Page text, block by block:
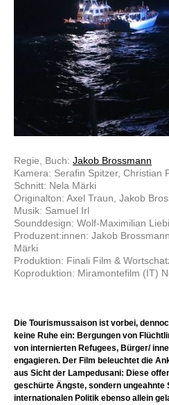
Regie, Buch: Jakob Brossmann
Kamera: Serafin Spitzer, Christian
Schnitt: Nela Märki
Originalton: Axel Traun, Jakob
Musik: Samuel Irl
Sounddesign: Wolf-Maximilian
Produzent:innen: Jakob
Märki
Produktion: Finali Film &
Koproduktion: Miramontefilm (IT)
Die Tourismussaison ist vorbei,
keine Ruhe ein: Bergungen von
von internierten Refugees, Bürger/
engagieren. Der Film beleuchtet die
aus Sicht der Lampedusani: Diese
geschürte Ängste, sondern ungeahnte
internationalen Politik ebenso allein